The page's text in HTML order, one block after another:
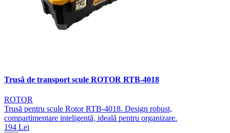
Trusă de transport scule ROTOR RTB-4018
ROTOR
Trusă pentru scule Rotor RTB-4018. Design robust,
compartimentare inteligentă, ideală pentru organizare.
194 Lei